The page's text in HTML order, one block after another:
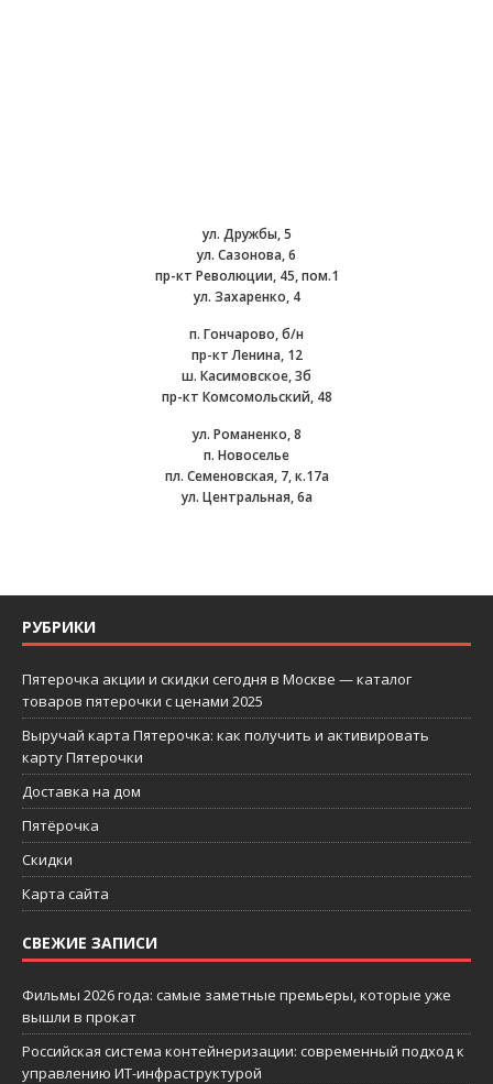
ул. Дружбы, 5
ул. Сазонова, 6
пр-кт Революции, 45, пом.1
ул. Захаренко, 4
п. Гончарово, б/н
пр-кт Ленина, 12
ш. Касимовское, 3б
пр-кт Комсомольский, 48
ул. Романенко, 8
п. Новоселье
пл. Семеновская, 7, к.17а
ул. Центральная, 6а
РУБРИКИ
Пятерочка акции и скидки сегодня в Москве — каталог
товаров пятерочки с ценами 2025
Выручай карта Пятерочка: как получить и активировать
карту Пятерочки
Доставка на дом
Пятёрочка
Скидки
Карта сайта
СВЕЖИЕ ЗАПИСИ
Фильмы 2026 года: самые заметные премьеры, которые уже
вышли в прокат
Российская система контейнеризации: современный подход к
управлению ИТ-инфраструктурой